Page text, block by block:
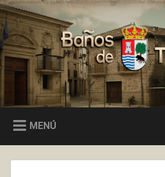
Saltar
al
contenido
Buscar
Baños de Río Tobía
MENÚ